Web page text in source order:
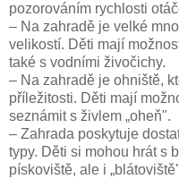
pozorováním rychlosti
– Na zahradě je velké
velikostí. Děti mají
také s vodními živočichy.
– Na zahradě je ohniště,
příležitosti. Děti mají
seznámit s živlem „oheň".
– Zahrada poskytuje
typy. Děti si mohou hrát s
pískoviště, ale i